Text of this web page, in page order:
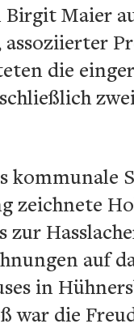
Maier
die
kommunale
zeichnete
zur
auf
in
war die